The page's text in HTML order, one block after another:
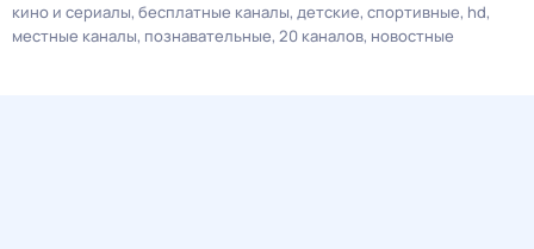
кино и сериалы бесплатные каналы детские спортивные hd
местные каналы познавательные 20 каналов новостные